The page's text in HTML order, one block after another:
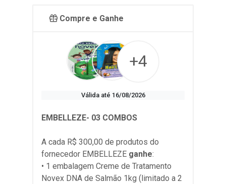
Compre e Ganhe
+4
Válida até 16/08/2026
EMBELLEZE- 03 COMBOS
A cada R$ 300,00 de produtos do
fornecedor EMBELLEZE ganhe:
• 1 embalagem Creme de Tratamento
Novex DNA de Salmão 1kg (limitado a 2